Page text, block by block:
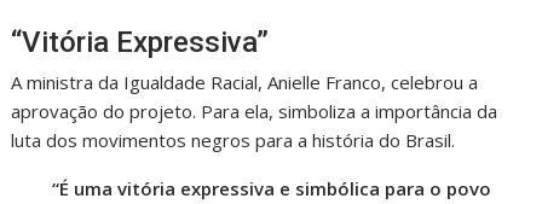
“Vitória Expressiva”
A ministra da Igualdade Racial, Anielle Franco, celebrou a
aprovação do projeto. Para ela, simboliza a importância da
luta dos movimentos negros para a história do Brasil.
“É uma vitória expressiva e simbólica para o povo